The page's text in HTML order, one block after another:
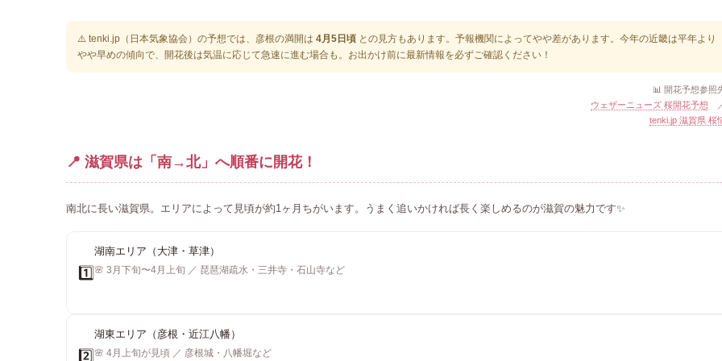
⚠️ tenki.jp（日本気象協会）の予想では、彦根の満開は 4月5日頃 との見方もあります。予報機関によってやや差があります。今年の近畿は平年より
やや早めの傾向で、開花後は気温に応じて急速に進む場合も。お出かけ前に最新情報を必ずご確認ください！
📊 開花予想参照
ウェザーニューズ 桜開花予想
tenki.jp 滋賀県 桜
📍 滋賀県は「南→北」へ順番に開花！
南北に長い滋賀県。エリアによって見頃が約1ヶ月ちがいます。うまく追いかければ長く楽しめるのが滋賀の魅力です✨
1️⃣
湖南エリア（大津・草津）
🌸 3月下旬〜4月上旬 ／ 琵琶湖疏水・三井寺・石山寺など
2️⃣
湖東エリア（彦根・近江八幡）
🌸 4月上旬が見頃 ／ 彦根城・八幡堀など